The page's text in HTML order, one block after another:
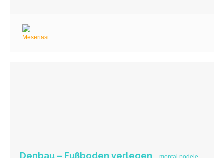
Denbau – Fußboden verlegen montaj podele